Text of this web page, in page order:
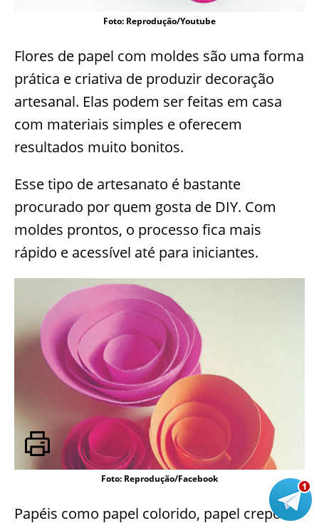
Foto: Reprodução/Youtube
Flores de papel com moldes são uma forma
prática e criativa de produzir decoração
artesanal. Elas podem ser feitas em casa
com materiais simples e oferecem
resultados muito bonitos.
Esse tipo de artesanato é bastante
procurado por quem gosta de DIY. Com
moldes prontos, o processo fica mais
rápido e acessível até para iniciantes.
Foto: Reprodução/Facebook
Papéis como papel colorido, papel crepom